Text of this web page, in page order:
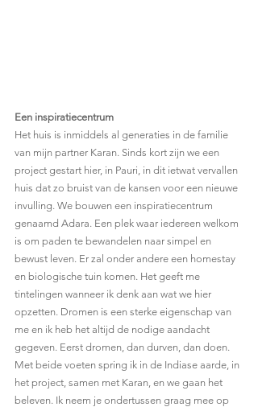
Een inspiratiecentrum
Het huis is inmiddels al generaties in de familie
van mijn partner Karan. Sinds kort zijn we een
project gestart hier, in Pauri, in dit ietwat vervallen
huis dat zo bruist van de kansen voor een nieuwe
invulling. We bouwen een inspiratiecentrum
genaamd Adara. Een plek waar iedereen welkom
is om paden te bewandelen naar simpel en
bewust leven. Er zal onder andere een homestay
en biologische tuin komen. Het geeft me
tintelingen wanneer ik denk aan wat we hier
opzetten. Dromen is een sterke eigenschap van
me en ik heb het altijd de nodige aandacht
gegeven. Eerst dromen, dan durven, dan doen.
Met beide voeten spring ik in de Indiase aarde, in
het project, samen met Karan, en we gaan het
beleven. Ik neem je ondertussen graag mee op